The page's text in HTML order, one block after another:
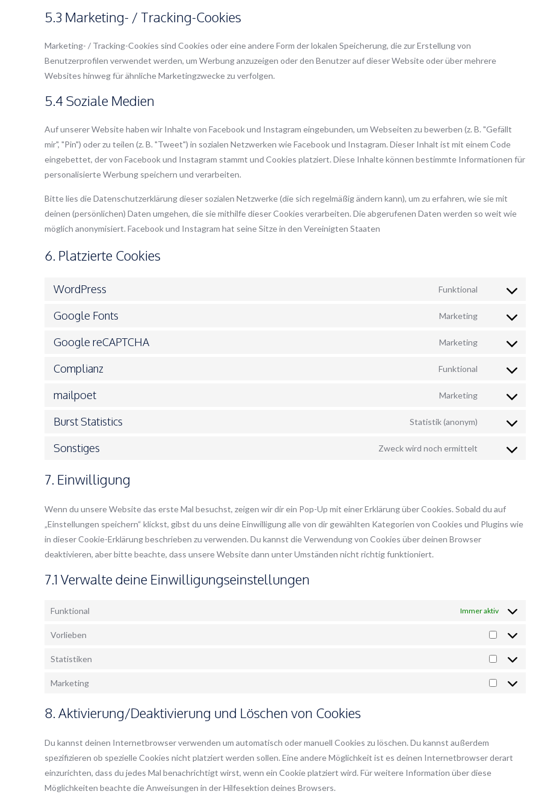
5.3 Marketing- / Tracking-Cookies
Marketing- / Tracking-Cookies sind Cookies oder eine andere Form der lokalen Speicherung, die zur Erstellung von
Benutzerprofilen verwendet werden, um Werbung anzuzeigen oder den Benutzer auf dieser Website oder über mehrere
Websites hinweg für ähnliche Marketingzwecke zu verfolgen.
5.4 Soziale Medien
Auf unserer Website haben wir Inhalte von Facebook und Instagram eingebunden, um Webseiten zu bewerben (z. B. "Gefällt
mir", "Pin") oder zu teilen (z. B. "Tweet") in sozialen Netzwerken wie Facebook und Instagram. Dieser Inhalt ist mit einem Code
eingebettet, der von Facebook und Instagram stammt und Cookies platziert. Diese Inhalte können bestimmte Informationen für
personalisierte Werbung speichern und verarbeiten.
Bitte lies die Datenschutzerklärung dieser sozialen Netzwerke (die sich regelmäßig ändern kann), um zu erfahren, wie sie mit
deinen (persönlichen) Daten umgehen, die sie mithilfe dieser Cookies verarbeiten. Die abgerufenen Daten werden so weit wie
möglich anonymisiert. Facebook und Instagram hat seine Sitze in den Vereinigten Staaten
6. Platzierte Cookies
WordPress Funktional
Consent
wordpress
Google Fonts Marketing
Consent
google-
Google reCAPTCHA Marketing
Consent
google-
Complianz Funktional
Consent
complianz
mailpoet Marketing
Consent
mailpoet
Burst Statistics Statistik (anonym)
Consent
Sonstiges Zweck wird noch ermittelt
Consent
7. Einwilligung
Wenn du unsere Website das erste Mal besuchst, zeigen wir dir ein Pop-Up mit einer Erklärung über Cookies. Sobald du auf
„Einstellungen speichern“ klickst, gibst du uns deine Einwilligung alle von dir gewählten Kategorien von Cookies und Plugins wie
in dieser Cookie-Erklärung beschrieben zu verwenden. Du kannst die Verwendung von Cookies über deinen Browser
deaktivieren, aber bitte beachte, dass unsere Website dann unter Umständen nicht richtig funktioniert.
7.1 Verwalte deine Einwilligungseinstellungen
Funktional Immer aktiv
Vorlieben
Vorlieben
Statistiken
Marketing
Marketing
8. Aktivierung/Deaktivierung und Löschen von Cookies
Du kannst deinen Internetbrowser verwenden um automatisch oder manuell Cookies zu löschen. Du kannst außerdem
spezifizieren ob spezielle Cookies nicht platziert werden sollen. Eine andere Möglichkeit ist es deinen Internetbrowser derart
einzurichten, dass du jedes Mal benachrichtigt wirst, wenn ein Cookie platziert wird. Für weitere Information über diese
Möglichkeiten beachte die Anweisungen in der Hilfesektion deines Browsers.